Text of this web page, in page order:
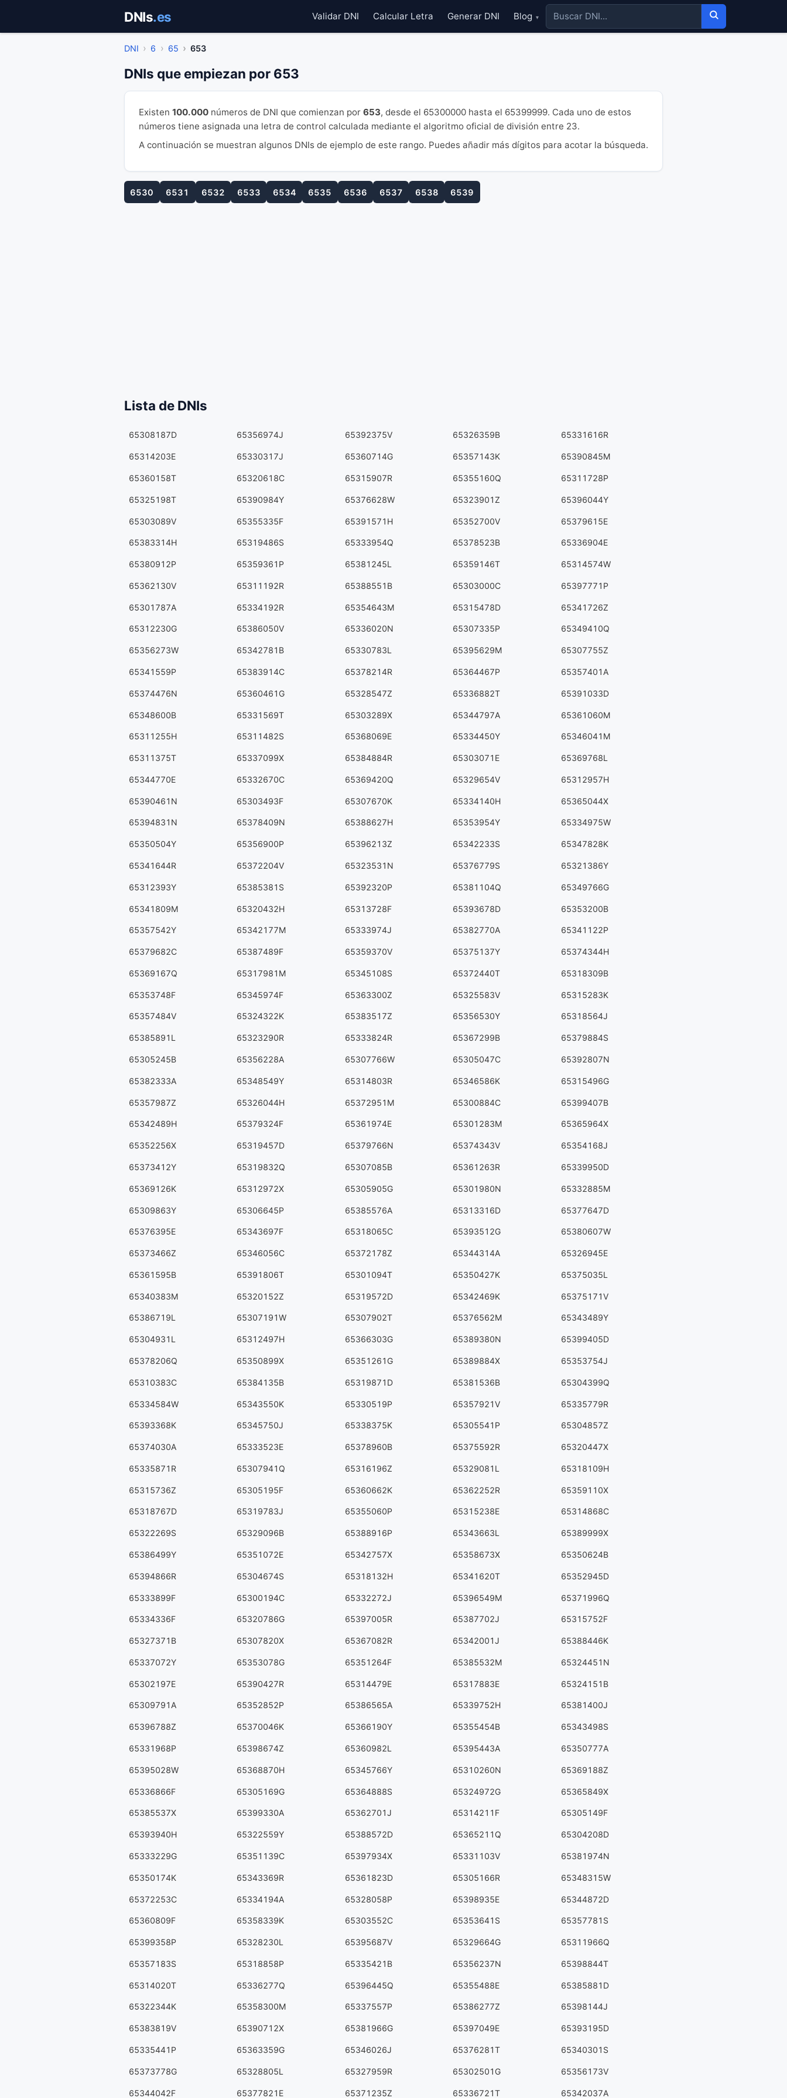
contenido
DNIs.es Validar DNI Calcular Letra Generar DNI Blog ▾
DNI 6 65 653
DNIs que empiezan por 653
Existen 100.000 números de DNI que comienzan por 653, desde el 65300000 hasta el 65399999. Cada uno de estos
números tiene asignada una letra de control calculada mediante el algoritmo oficial de división entre 23.
A continuación se muestran algunos DNIs de ejemplo de este rango. Puedes añadir más dígitos para acotar la búsqueda.
6530 6531 6532 6533 6534 6535 6536 6537 6538 6539
Lista de DNIs
65308187D 65356974J 65392375V 65326359B 65331616R
65314203E 65330317J 65360714G 65357143K 65390845M
65360158T 65320618C 65315907R 65355160Q 65311728P
65325198T 65390984Y 65376628W 65323901Z 65396044Y
65303089V 65355335F 65391571H 65352700V 65379615E
65383314H 65319486S 65333954Q 65378523B 65336904E
65380912P 65359361P 65381245L 65359146T 65314574W
65362130V 65311192R 65388551B 65303000C 65397771P
65301787A 65334192R 65354643M 65315478D 65341726Z
65312230G 65386050V 65336020N 65307335P 65349410Q
65356273W 65342781B 65330783L 65395629M 65307755Z
65341559P 65383914C 65378214R 65364467P 65357401A
65374476N 65360461G 65328547Z 65336882T 65391033D
65348600B 65331569T 65303289X 65344797A 65361060M
65311255H 65311482S 65368069E 65334450Y 65346041M
65311375T 65337099X 65384884R 65303071E 65369768L
65344770E 65332670C 65369420Q 65329654V 65312957H
65390461N 65303493F 65307670K 65334140H 65365044X
65394831N 65378409N 65388627H 65353954Y 65334975W
65350504Y 65356900P 65396213Z 65342233S 65347828K
65341644R 65372204V 65323531N 65376779S 65321386Y
65312393Y 65385381S 65392320P 65381104Q 65349766G
65341809M 65320432H 65313728F 65393678D 65353200B
65357542Y 65342177M 65333974J 65382770A 65341122P
65379682C 65387489F 65359370V 65375137Y 65374344H
65369167Q 65317981M 65345108S 65372440T 65318309B
65353748F 65345974F 65363300Z 65325583V 65315283K
65357484V 65324322K 65383517Z 65356530Y 65318564J
65385891L 65323290R 65333824R 65367299B 65379884S
65305245B 65356228A 65307766W 65305047C 65392807N
65382333A 65348549Y 65314803R 65346586K 65315496G
65357987Z 65326044H 65372951M 65300884C 65399407B
65342489H 65379324F 65361974E 65301283M 65365964X
65352256X 65319457D 65379766N 65374343V 65354168J
65373412Y 65319832Q 65307085B 65361263R 65339950D
65369126K 65312972X 65305905G 65301980N 65332885M
65309863Y 65306645P 65385576A 65313316D 65377647D
65376395E 65343697F 65318065C 65393512G 65380607W
65373466Z 65346056C 65372178Z 65344314A 65326945E
65361595B 65391806T 65301094T 65350427K 65375035L
65340383M 65320152Z 65319572D 65342469K 65375171V
65386719L 65307191W 65307902T 65376562M 65343489Y
65304931L 65312497H 65366303G 65389380N 65399405D
65378206Q 65350899X 65351261G 65389884X 65353754J
65310383C 65384135B 65319871D 65381536B 65304399Q
65334584W 65343550K 65330519P 65357921V 65335779R
65393368K 65345750J 65338375K 65305541P 65304857Z
65374030A 65333523E 65378960B 65375592R 65320447X
65335871R 65307941Q 65316196Z 65329081L 65318109H
65315736Z 65305195F 65360662K 65362252R 65359110X
65318767D 65319783J 65355060P 65315238E 65314868C
65322269S 65329096B 65388916P 65343663L 65389999X
65386499Y 65351072E 65342757X 65358673X 65350624B
65394866R 65304674S 65318132H 65341620T 65352945D
65333899F 65300194C 65332272J 65396549M 65371996Q
65334336F 65320786G 65397005R 65387702J 65315752F
65327371B 65307820X 65367082R 65342001J 65388446K
65337072Y 65353078G 65351264F 65385532M 65324451N
65302197E 65390427R 65314479E 65317883E 65324151B
65309791A 65352852P 65386565A 65339752H 65381400J
65396788Z 65370046K 65366190Y 65355454B 65343498S
65331968P 65398674Z 65360982L 65395443A 65350777A
65395028W 65368870H 65345766Y 65310260N 65369188Z
65336866F 65305169G 65364888S 65324972G 65365849X
65385537X 65399330A 65362701J 65314211F 65305149F
65393940H 65322559Y 65388572D 65365211Q 65304208D
65333229G 65351139C 65397934X 65331103V 65381974N
65350174K 65343369R 65361823D 65305166R 65348315W
65372253C 65334194A 65328058P 65398935E 65344872D
65360809F 65358339K 65303552C 65353641S 65357781S
65399358P 65328230L 65395687V 65329664G 65311966Q
65357183S 65318858P 65335421B 65356237N 65398844T
65314020T 65336277Q 65396445Q 65355488E 65385881D
65322344K 65358300M 65337557P 65386277Z 65398144J
65383819V 65390712X 65381966G 65397049E 65393195D
65335441P 65363359G 65346026J 65376281T 65340301S
65373778G 65328805L 65327959R 65302501G 65356173V
65344042F 65377821E 65371235Z 65336721T 65342037A